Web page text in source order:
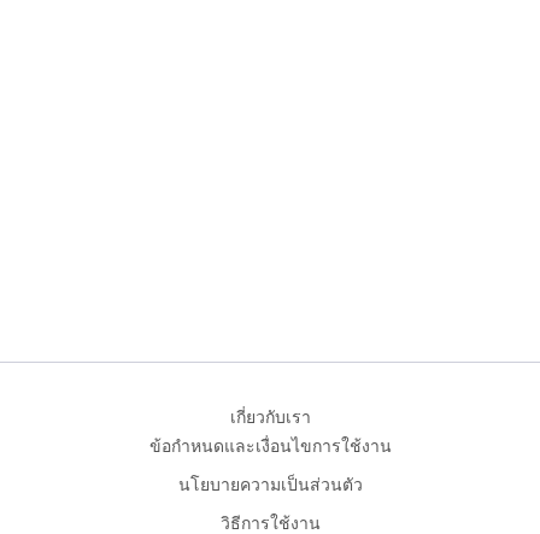
เกี่ยวกับเรา
ข้อกำหนดและเงื่อนไขการใช้งาน
นโยบายความเป็นส่วนตัว
วิธีการใช้งาน